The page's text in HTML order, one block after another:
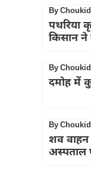
By
पथरिया
किसान ने
By
दमोह में
By
शव
अस्पताल